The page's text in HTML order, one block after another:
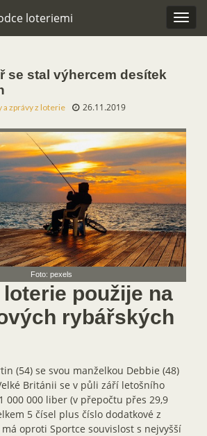
loteriemi
se stal výhercem desítek
a zprávy z loterie 26.11.2019
Foto: pexels
loterie použije na
rybářských
(54) se svou manželkou Debbie (48)
Británii se v půli září letošního
000 000 liber (v přepočtu přes 29,9
5 čísel plus číslo dodatkové z
oproti Sportce souvislost s nejvyšší